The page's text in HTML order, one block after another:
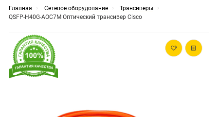
Главная Сетевое оборудование
Трансиверы
QSFP-H40G-AOC7M Оптический трансивер Cisco